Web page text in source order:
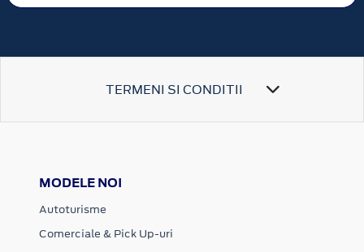
TERMENI SI CONDITII
MODELE NOI
Autoturisme
Comerciale & Pick Up-uri